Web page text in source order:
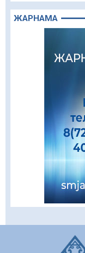
05.08.2026
Алғашқы
құралдарының
05.08.2026
«Қайрат»
«Левскиге» есе
«Ұлттық нақыш
шеберлік сағаты
05.08.2026
Цифрландыру
салынатын
талқыланды
05.08.2026
алу жөніндегі
облысы
тағайындалды
ЖАРНАМА